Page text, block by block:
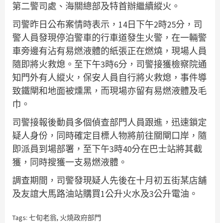
第二警司處、海關總部及特首辦繼續縱火。
司警昨日公布案情時表示，14日下午2時25分，司
警人員發現停泊警車的行車道發生火警，在一輛警
車旁邊有沾有易燃液體的紙張正在燃燒，現場人員
隨即將火救熄。至下午3時6分，司警接獲檢察院通
知門外有人縱火，保安人員自行將火救熄，事件導
致鐵閘和地面被燻黑，而現場亦留有易燃液體及毛
巾。
司警接報後動員多個偵查部門人員跟進，迅速鎖定
疑人身份，同時確定目標人物將前往關閘口岸，隨
即派員到場部署，至下午3時40分在巴士站將其截
獲，同時搜獲一支易燃液體。
調查期間，司警發現疑人先後在十月初五街某店舖
及友誼大馬路油站購買1公升火水及3公升電油。
Tags: 七旬老翁, 火燒政府部門